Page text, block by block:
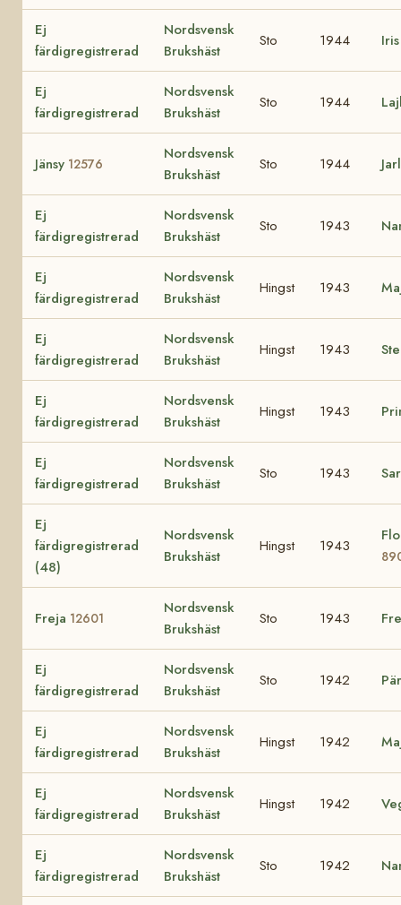
Ej
färdigregistrerad
Nordsvensk
Brukshäst
Sto 1944
Ej
färdigregistrerad
Nordsvensk
Brukshäst
Sto 1944
Jänsy 12576
Nordsvensk
Brukshäst
Sto 1944
Ej
färdigregistrerad
Nordsvensk
Brukshäst
Sto 1943
Ej
färdigregistrerad
Nordsvensk
Brukshäst
Hingst 1943
Ej
färdigregistrerad
Nordsvensk
Brukshäst
Hingst 1943
Ej
färdigregistrerad
Nordsvensk
Brukshäst
Hingst 1943
Ej
färdigregistrerad
Nordsvensk
Brukshäst
Sto 1943
Ej
färdigregistrerad
(48)
Nordsvensk
Brukshäst
Hingst 1943
Freja 12601
Nordsvensk
Brukshäst
Sto 1943
Ej
färdigregistrerad
Nordsvensk
Brukshäst
Sto 1942
Ej
färdigregistrerad
Nordsvensk
Brukshäst
Hingst 1942
Ej
färdigregistrerad
Nordsvensk
Brukshäst
Hingst 1942
Ej
färdigregistrerad
Nordsvensk
Brukshäst
Sto 1942